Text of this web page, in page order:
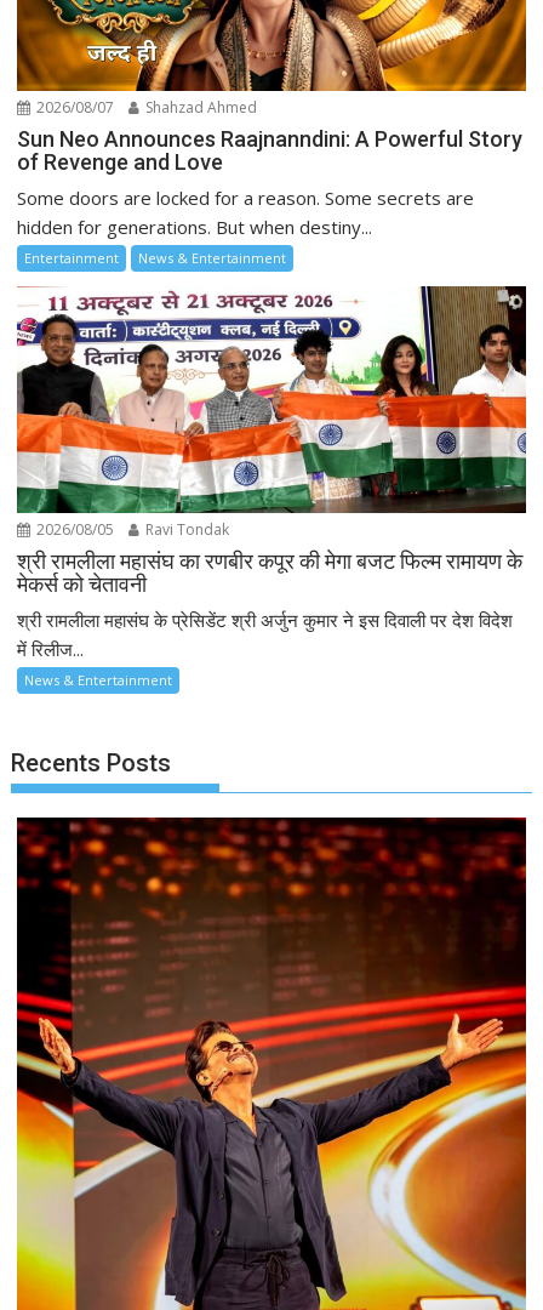
2026/08/07 Shahzad Ahmed
Sun Neo Announces Raajnanndini: A Powerful Story
of Revenge and Love
Some doors are locked for a reason. Some secrets are
hidden for generations. But when destiny...
Entertainment News & Entertainment
2026/08/05 Ravi Tondak
श्री रामलीला महासंघ का रणबीर कपूर की मेगा बजट फिल्म रामायण के
मेकर्स को चेतावनी
श्री रामलीला महासंघ के प्रेसिडेंट श्री अर्जुन कुमार ने इस दिवाली पर देश विदेश
में रिलीज...
News & Entertainment
Recents Posts